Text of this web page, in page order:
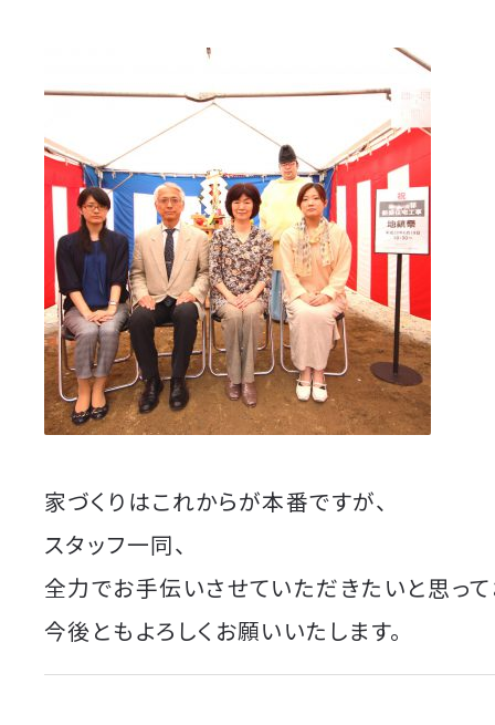
家づくりはこれからが本番ですが、
スタッフ一同、
全力でお手伝いさせていただきたいと思って
今後ともよろしくお願いいたします。